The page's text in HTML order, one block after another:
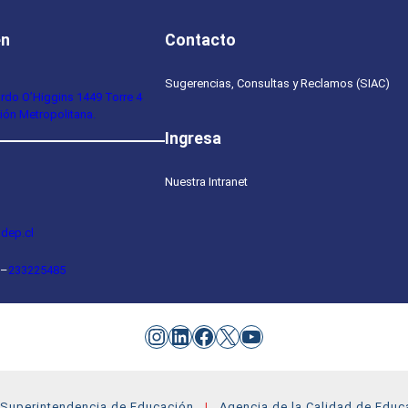
O’Higgins 1449 Torre 4
Metropolitana.
–233225485
Contacto
Sugerencias, Consultas y Reclamos (SIAC)
Ingresa
Nuestra Intranet
Instagram
LinkedIn
Facebook
X YouTube